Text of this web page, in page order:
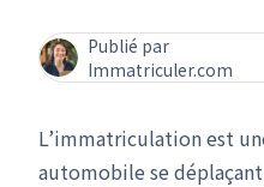
Publié par
Immatriculer.com
L’immatriculation est
automobile se